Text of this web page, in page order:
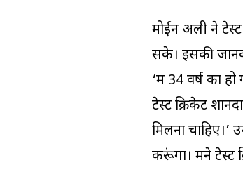
मोईन अली ने
सके। इसकी
‘मैं 34 वर्ष का
टेस्ट क्रिकेट
मिलना चाहिए।’
करूंगा। मैंने टेस्ट